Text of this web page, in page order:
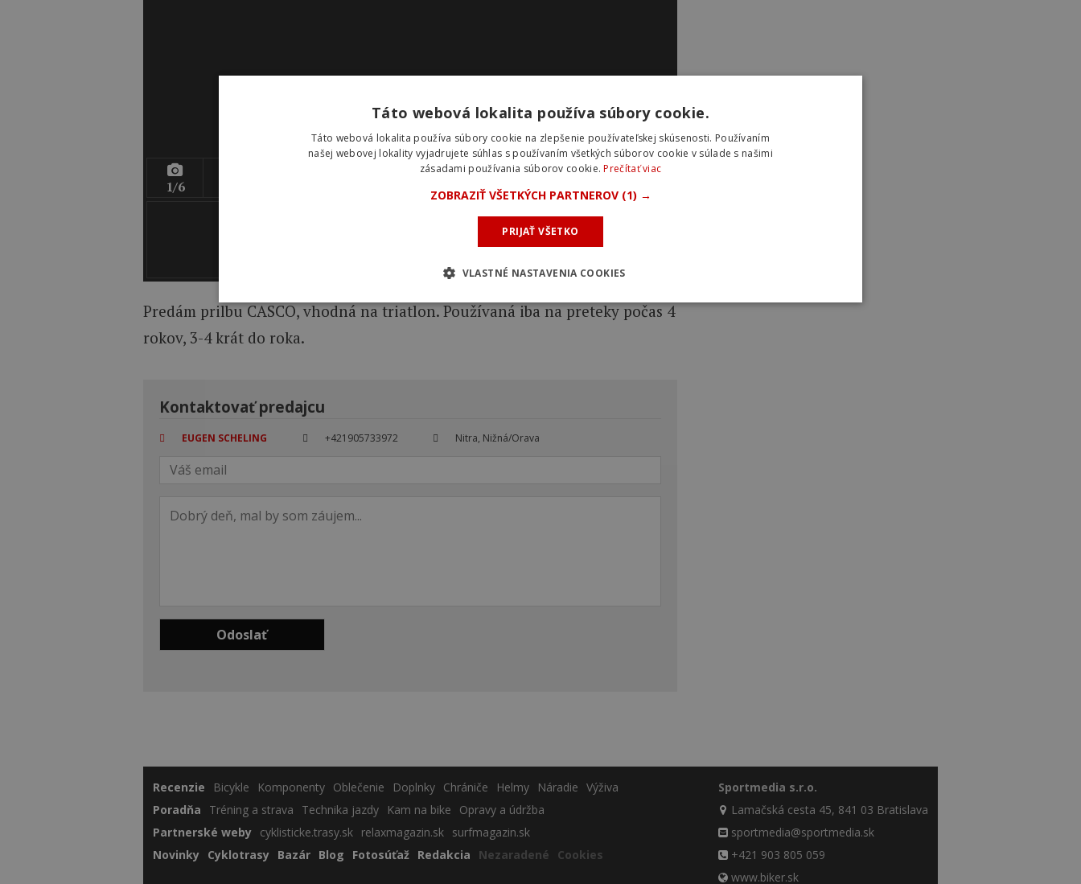
1/6
Predám prilbu CASCO, vhodná na triatlon. Používaná iba na preteky počas 4
rokov, 3-4 krát do roka.
Kontaktovať predajcu
EUGEN SCHELING +421905733972 Nitra, Nižná/Orava
Recenzie Bicykle Komponenty Oblečenie Doplnky Chrániče Helmy Náradie Výživa
Poradňa
Tréning a strava Technika jazdy Kam na bike
Opravy a údržba
Partnerské weby cyklisticke.trasy.sk relaxmagazin.sk surfmagazin.sk
Novinky Cyklotrasy Bazár Blog Fotosúťaž Redakcia Nezaradené Cookies
Sportmedia s.r.o.
Lamačská cesta 45, 841 03 Bratislava
sportmedia@sportmedia.sk
+421 903 805 059
www.biker.sk
Táto webová lokalita používa súbory cookie.
Táto webová lokalita používa súbory cookie na zlepšenie používateľskej skúsenosti. Používaním
našej webovej lokality vyjadrujete súhlas s používaním všetkých súborov cookie v súlade s našimi
zásadami používania súborov cookie.Prečítať viac
ZOBRAZIŤ VŠETKÝCH PARTNEROV (1) →
PRIJAŤ VŠETKO
VLASTNÉ NASTAVENIA COOKIES